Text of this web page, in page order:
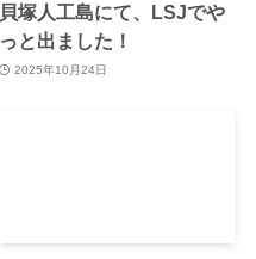
貝塚人工島にて、LSJでや
っと出ました！
2025年10月24日